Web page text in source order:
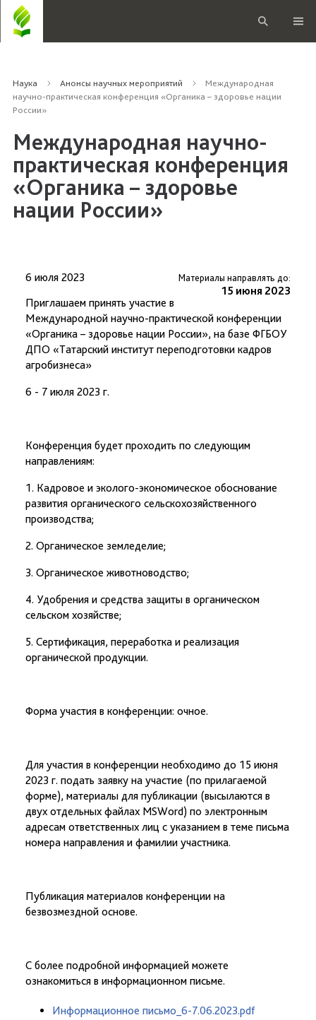
Наука Анонсы научных мероприятий
Международная
научно-практическая конференция «Органика – здоровье нации
России»
Международная научно-
практическая конференция
«Органика – здоровье
нации России»
6 июля 2023 Материалы направлять до:
15 июня 2023
Приглашаем принять участие в
Международной научно-практической конференции
«Органика – здоровье нации России», на базе ФГБОУ
ДПО «Татарский институт переподготовки кадров
агробизнеса»
6 - 7 июля 2023 г.
Конференция будет проходить по следующим
направлениям:
1. Кадровое и эколого-экономическое обоснование
развития органического сельскохозяйственного
производства;
2. Органическое земледелие;
3. Органическое животноводство;
4. Удобрения и средства защиты в органическом
сельском хозяйстве;
5. Сертификация, переработка и реализация
органической продукции.
Форма участия в конференции: очное.
Для участия в конференции необходимо до 15 июня
2023 г. подать заявку на участие (по прилагаемой
форме), материалы для публикации (высылаются в
двух отдельных файлах MSWord) по электронным
адресам ответственных лиц с указанием в теме письма
номера направления и фамилии участника.
Публикация материалов конференции на
безвозмездной основе.
С более подробной информацией можете
ознакомиться в информационном письме.
Информационное письмо_6-7.06.2023.pdf